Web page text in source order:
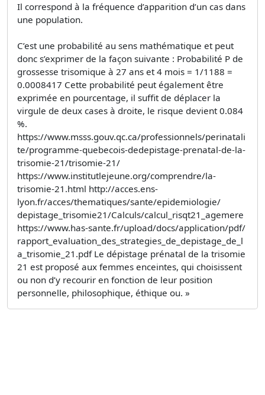
Il correspond à la fréquence d’apparition d’un cas dans
une population.
C’est une probabilité au sens mathématique et peut
donc s’exprimer de la façon suivante : Probabilité P de
grossesse trisomique à 27 ans et 4 mois = 1/1188 =
0.0008417 Cette probabilité peut également être
exprimée en pourcentage, il suffit de déplacer la
virgule de deux cases à droite, le risque devient 0.084
%.
https://www.msss.gouv.qc.ca/professionnels/perinatali
te/programme-quebecois-dedepistage-prenatal-de-la-
trisomie-21/trisomie-21/
https://www.institutlejeune.org/comprendre/la-
trisomie-21.html http://acces.ens-
lyon.fr/acces/thematiques/sante/epidemiologie/
depistage_trisomie21/Calculs/calcul_risqt21_agemere
https://www.has-sante.fr/upload/docs/application/pdf/
rapport_evaluation_des_strategies_de_depistage_de_l
a_trisomie_21.pdf Le dépistage prénatal de la trisomie
21 est proposé aux femmes enceintes, qui choisissent
ou non d’y recourir en fonction de leur position
personnelle, philosophique, éthique ou. »